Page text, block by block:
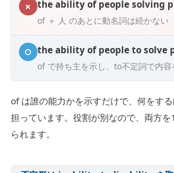
✗ the ability of people solving
of ＋ 人 のあとに動名詞は続かない
○ the ability of people to solve
of で持ち主を示し、to不定詞で内容
of は誰の能力かを示すだけで、何をす
担っています。役割が別なので、両方
られます。